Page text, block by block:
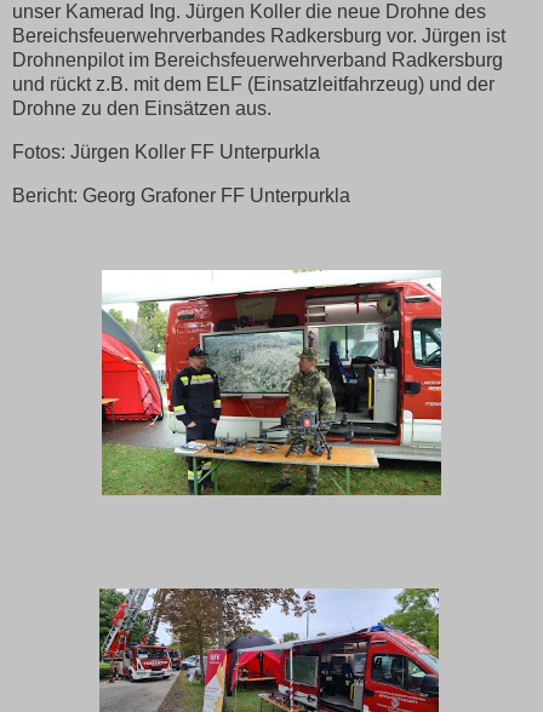
unser Kamerad Ing. Jürgen Koller die neue Drohne des
Bereichsfeuerwehrverbandes Radkersburg vor. Jürgen ist
Drohnenpilot im Bereichsfeuerwehrverband Radkersburg
und rückt z.B. mit dem ELF (Einsatzleitfahrzeug) und der
Drohne zu den Einsätzen aus.
Fotos: Jürgen Koller FF Unterpurkla
Bericht: Georg Grafoner FF Unterpurkla